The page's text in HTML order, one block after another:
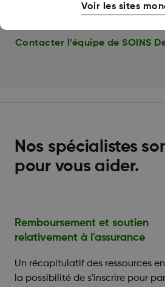
de la SCG Dexcom
Contacter l’équipe de SOINS
Nos spécialistes
pour vous aider.
Remboursement et soutien
relativement à l'assurance
Un récapitulatif des ressources
la possibilité de s'inscrire pour
Voir les sites